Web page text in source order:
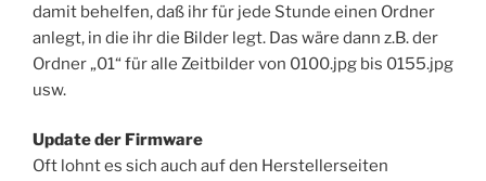
damit behelfen, daß ihr für jede Stunde einen Ordner
anlegt, in die ihr die Bilder legt. Das wäre dann z.B. der
Ordner „01“ für alle Zeitbilder von 0100.jpg bis 0155.jpg
usw.
Update der Firmware
Oft lohnt es sich auch auf den Herstellerseiten